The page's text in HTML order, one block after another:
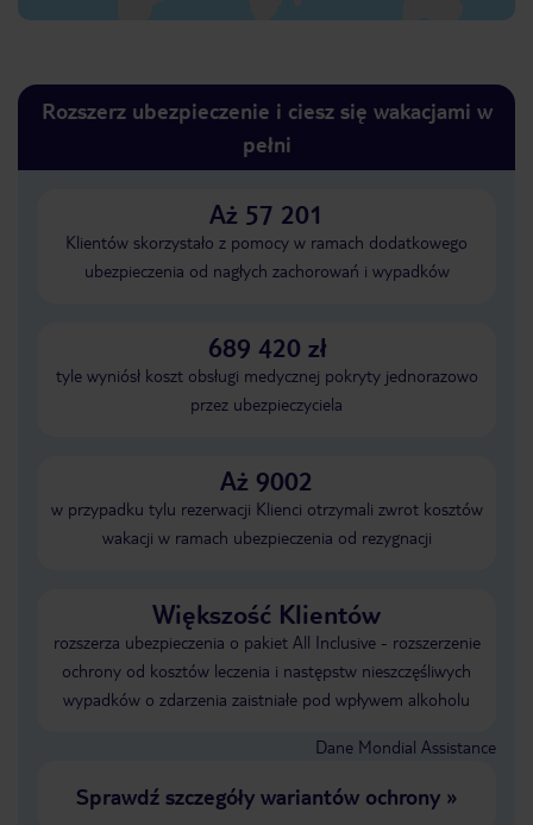
Rozszerz ubezpieczenie i ciesz się wakacjami w
pełni
Aż 57 201
Klientów skorzystało z pomocy w ramach dodatkowego
ubezpieczenia od nagłych zachorowań i wypadków
689 420 zł
tyle wyniósł koszt obsługi medycznej pokryty jednorazowo
przez ubezpieczyciela
Aż 9002
w przypadku tylu rezerwacji Klienci otrzymali zwrot kosztów
wakacji w ramach ubezpieczenia od rezygnacji
Większość Klientów
rozszerza ubezpieczenia o pakiet All Inclusive - rozszerzenie
ochrony od kosztów leczenia i następstw nieszczęśliwych
wypadków o zdarzenia zaistniałe pod wpływem alkoholu
Dane Mondial Assistance
Sprawdź szczegóły wariantów ochrony»